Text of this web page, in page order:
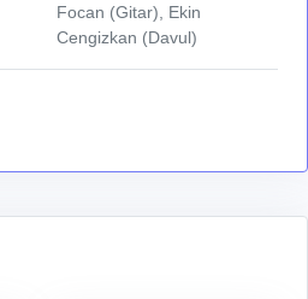
Focan (Gitar), Ekin
Cengizkan (Davul)